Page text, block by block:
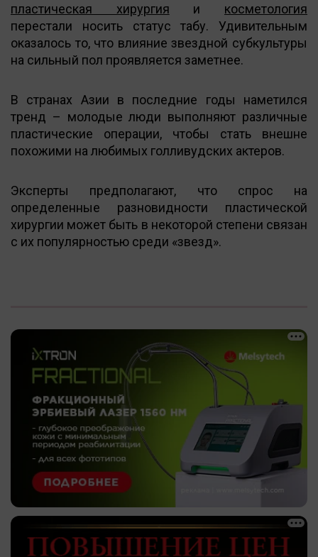
пластическая хирургия и косметология
перестали носить статус табу. Удивительным
оказалось то, что влияние звездной субкультуры
на сильный пол проявляется заметнее.
В странах Азии в последние годы наметился
тренд – молодые люди выполняют различные
пластические операции, чтобы стать внешне
похожими на любимых голливудских актеров.
Эксперты предполагают, что спрос на
определенные разновидности пластической
хирургии может быть в некоторой степени связан
с их популярностью среди «звезд».